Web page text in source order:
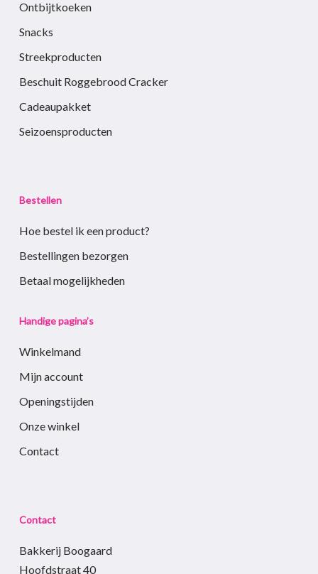
Ontbijtkoeken
Snacks
Streekproducten
Beschuit Roggebrood Cracker
Cadeaupakket
Seizoensproducten
Bestellen
Hoe bestel ik een product?
Bestellingen bezorgen
Betaal mogelijkheden
Handige pagina’s
Winkelmand
Mijn account
Openingstijden
Onze winkel
Contact
Contact
Bakkerij Boogaard
Hoofdstraat 40